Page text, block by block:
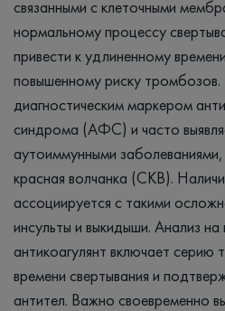
связанными с клеточными
нормальному процессу
привести к удлиненному
повышенному риску тромбозов.
диагностическим маркером
синдрома (АФС) и часто
аутоиммунными
красная волчанка (СКВ).
ассоциируется с такими
инсульты и выкидыши. Анализ на
антикоагулянт включает серию
времени свертывания и
антител. Важно своевременно